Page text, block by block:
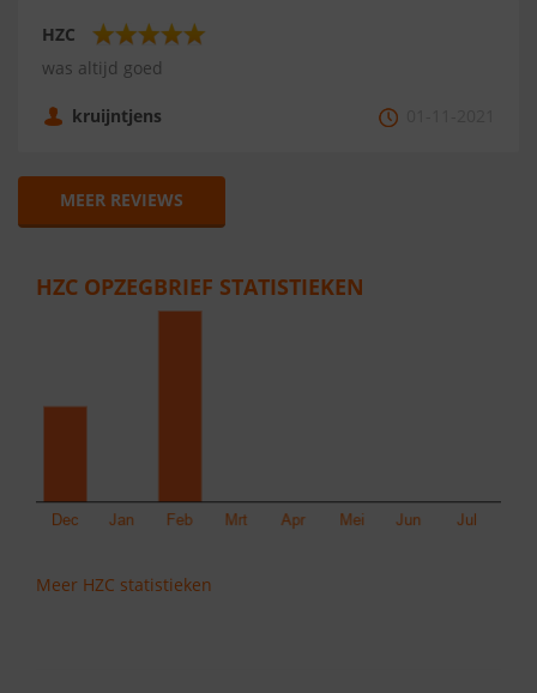
HZC
was altijd goed
kruijntjens
MEER REVIEWS
HZC OPZEGBRIEF STATISTIEKEN
Meer HZC statistieken